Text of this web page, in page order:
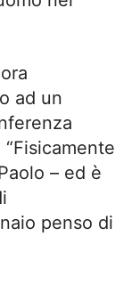
ad un
– ed è
penso di